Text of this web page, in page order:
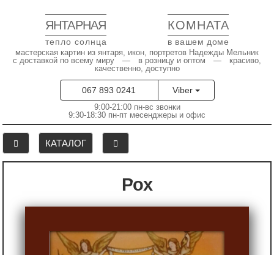
ЯНТАРНАЯ КОМНАТА
тепло солнца в вашем доме
мастерская картин из янтаря, икон, портретов Надежды Мельник
с доставкой по всему миру — в розницу и оптом — красиво,
качественно, доступно
067 893 0241 Viber
9:00-21:00 пн-вс звонки
9:30-18:30 пн-пт месенджеры и офис
КАТАЛОГ
Рох